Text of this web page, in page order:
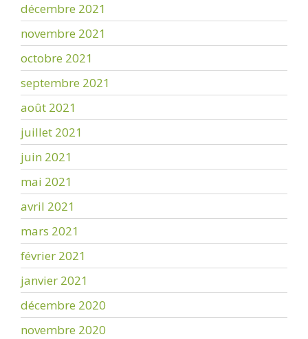
décembre 2021
novembre 2021
octobre 2021
septembre 2021
août 2021
juillet 2021
juin 2021
mai 2021
avril 2021
mars 2021
février 2021
janvier 2021
décembre 2020
novembre 2020